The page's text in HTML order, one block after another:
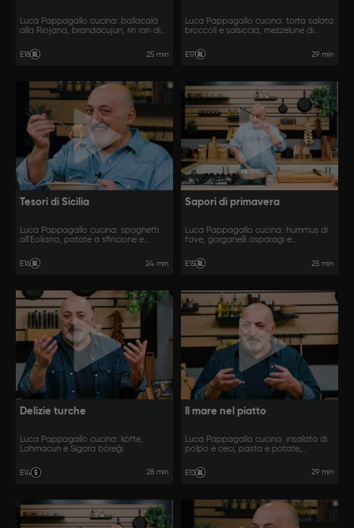
Luca Pappagallo cucina: ballacalà
alla Riojana, brandacujun, rin ran di
E18 25 min
Luca Pappagallo cucina: torta salata
broccoli e salsiccia, mezzelune di
E17 29 min
Tesori di Sicilia
Luca Pappagallo cucina: spaghetti
all'Eoliana, patate a sfincione e
E16 24 min
Sapori di primavera
Luca Pappagallo cucina: hummus di
fave, garganelli asparagi e
E15 25 min
Delizie turche
Luca Pappagallo cucina: köfte,
Lahmacun e Sigara böreği.
E14 28 min
Il mare nel piatto
Luca Pappagallo cucina: insalata di
polpo e ceci, pasta e patate,
E13 29 min